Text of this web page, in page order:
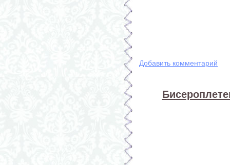
Добавить комментарий